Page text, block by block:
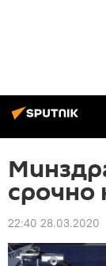
22:40 28.03.2020